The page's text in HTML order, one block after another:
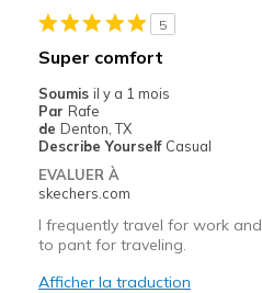
Casual Wear
Width
Sizing
5
Super comfort
Soumis il y a 1 mois
Par Rafe
de Denton, TX
Describe Yourself Casual
EVALUER À
skechers.com
I frequently travel for work
to pant for traveling.
Afficher la traduction